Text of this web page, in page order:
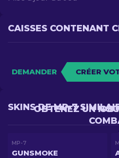
CAISSES CONTENANT
DEMANDER CRÉER
OBTENEZ UN
SKINS DE MP-7
MP-7
GUNSMOKE